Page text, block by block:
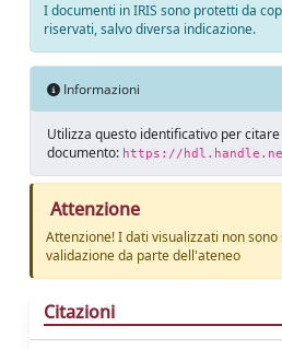
I documenti in IRIS sono protetti da
riservati, salvo diversa indicazione.
Informazioni
Utilizza questo identificativo per
documento: https://
Attenzione
Attenzione! I dati visualizzati non
validazione da parte dell'ateneo
Citazioni